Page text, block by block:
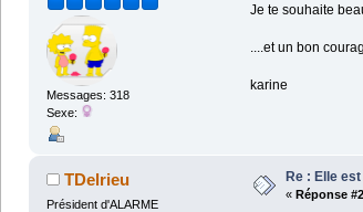
Messages: 318
Sexe:
Je te souhaite
....et un bon
karine
TDelrieu
Président d'ALARME
Re : Elle
« Réponse